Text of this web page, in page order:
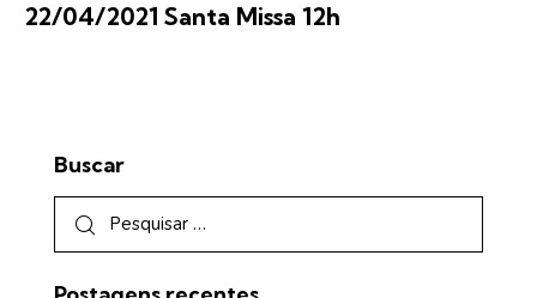
22/04/2021 Santa Missa 12h
Buscar